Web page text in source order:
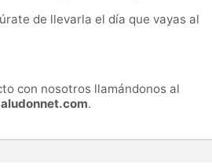
de llevarla el día que vayas al
con nosotros llamándonos al
.